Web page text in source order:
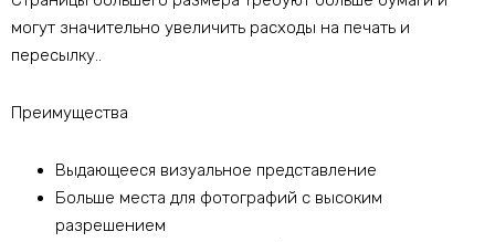
могут значительно увеличить расходы на печать и
пересылку..
Преимущества
Выдающееся визуальное представление
Больше места для фотографий с высоким
разрешением